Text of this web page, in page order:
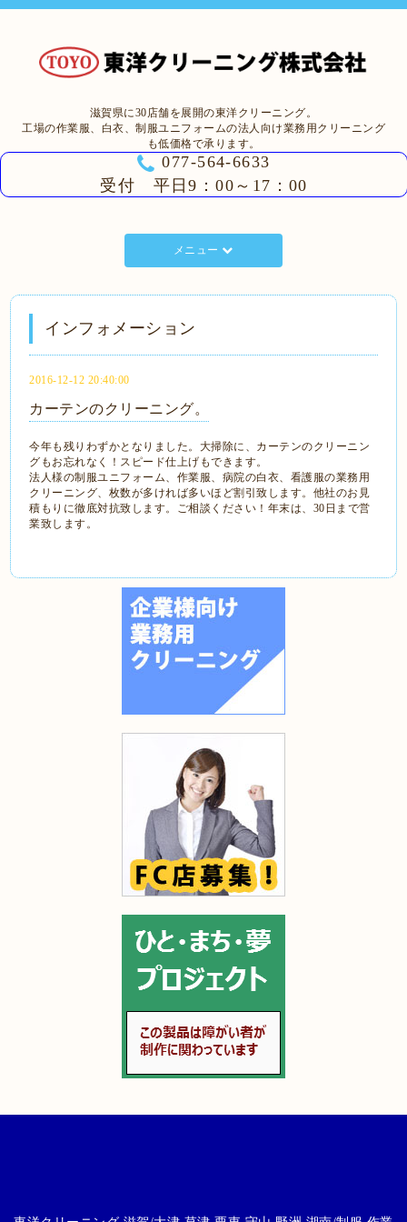
滋賀県に30店舗を展開の東洋クリーニング。
工場の作業服、白衣、制服ユニフォームの法人向け業務用クリーニング
も低価格で承ります。
077-564-6633
受付 平日9：00～17：00
メニュー
インフォメーション
2016-12-12 20:40:00
カーテンのクリーニング。
今年も残りわずかとなりました。大掃除に、カーテンのクリーニン
グもお忘れなく！スピード仕上げもできます。
法人様の制服ユニフォーム、作業服、病院の白衣、看護服の業務用
クリーニング、枚数が多ければ多いほど割引致します。他社のお見
積もりに徹底対抗致します。ご相談ください！年末は、30日まで営
業致します。